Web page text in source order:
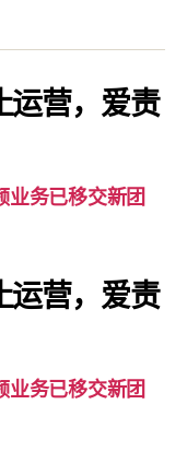
知：
爱
责
视
运营，爱责
业务已移交新团
运营，爱责
业务已移交新团